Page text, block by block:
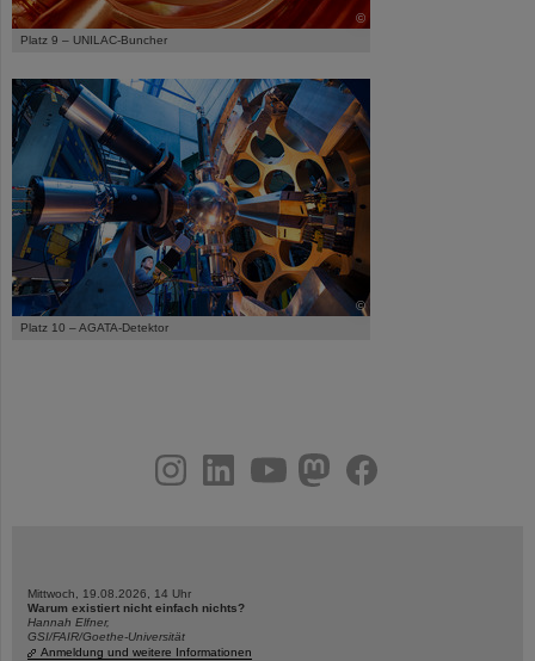
©
Platz 9 – UNILAC-Buncher
©
Platz 10 – AGATA-Detektor
youtubehelmholtz.socialfacebook
Mittwoch, 19.08.2026, 14 Uhr
Warum existiert nicht einfach nichts?
Hannah Elfner,
GSI/FAIR/Goethe-Universität
Anmeldung und weitere Informationen